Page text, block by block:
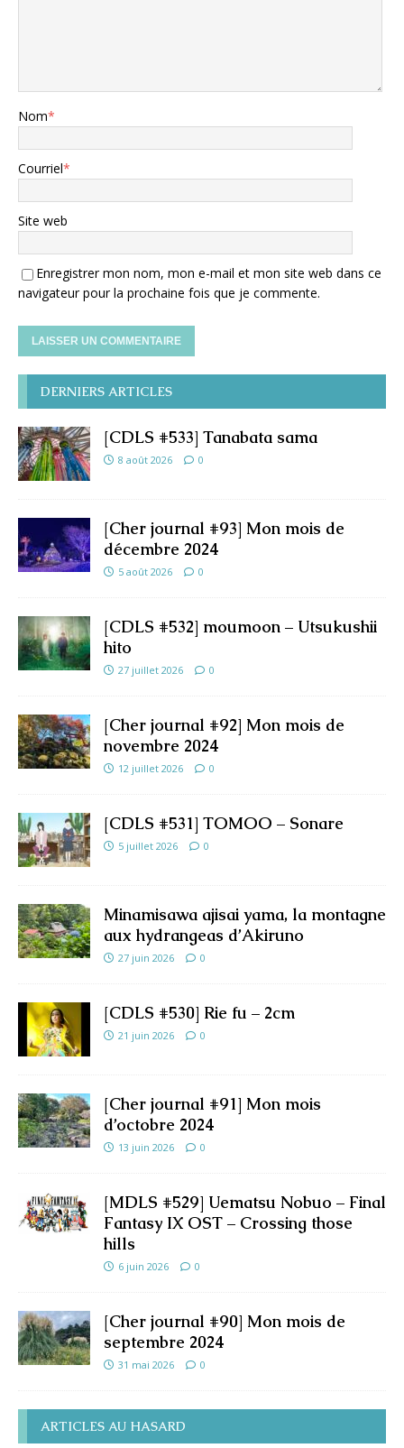
Nom*
Courriel*
Site web
Enregistrer mon nom, mon e-mail et mon site web dans ce
navigateur pour la prochaine fois que je commente.
DERNIERS ARTICLES
[CDLS #533] Tanabata sama
8 août 2026 0
[Cher journal #93] Mon mois de
décembre 2024
5 août 2026 0
[CDLS #532] moumoon – Utsukushii
hito
27 juillet 2026 0
[Cher journal #92] Mon mois de
novembre 2024
12 juillet 2026 0
[CDLS #531] TOMOO – Sonare
5 juillet 2026 0
Minamisawa ajisai yama, la montagne
aux hydrangeas d’Akiruno
27 juin 2026 0
[CDLS #530] Rie fu – 2cm
21 juin 2026 0
[Cher journal #91] Mon mois
d’octobre 2024
13 juin 2026 0
[MDLS #529] Uematsu Nobuo – Final
Fantasy IX OST – Crossing those
hills
6 juin 2026 0
[Cher journal #90] Mon mois de
septembre 2024
31 mai 2026 0
ARTICLES AU HASARD